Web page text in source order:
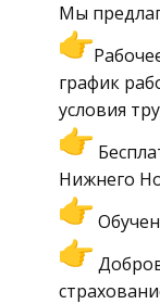
Мы
график
условия
Нижнего